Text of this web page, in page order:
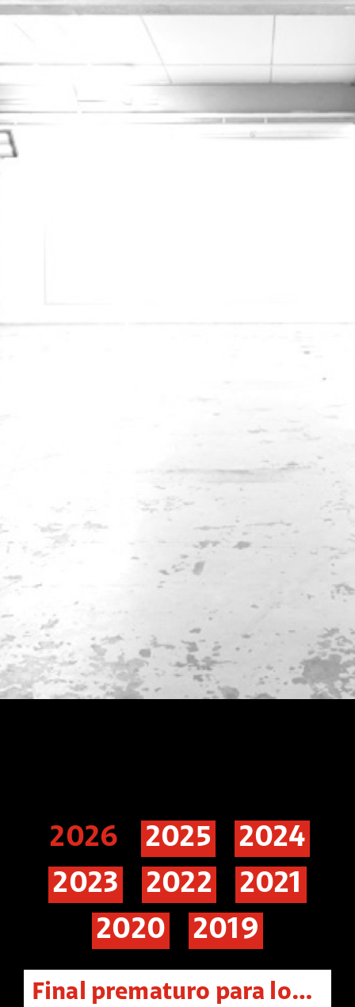
2026 2025
2024
2023
2022
2021
2020
2019
Final prematuro para los Cadillac de Sergio Pérez y Valtteri Bottas en Hungría